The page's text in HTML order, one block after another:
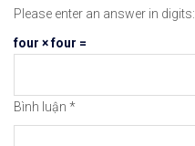
Please enter an answer in digits:
four × four =
Bình luận *